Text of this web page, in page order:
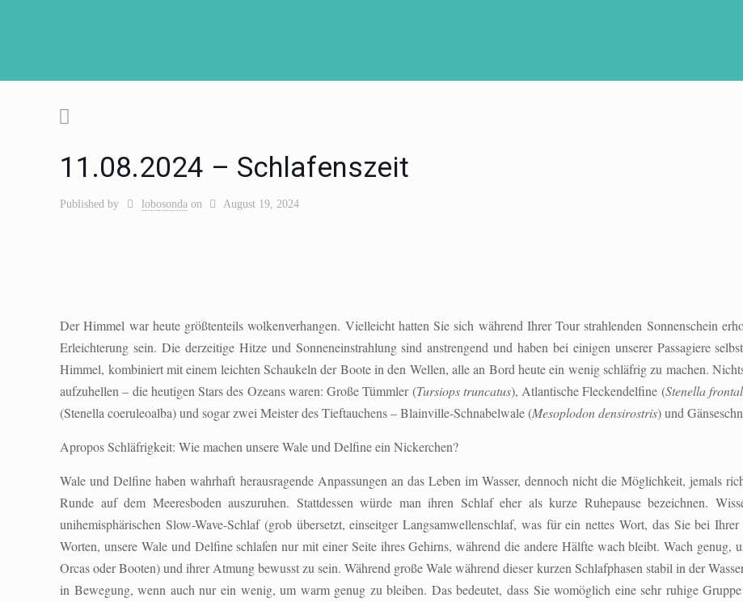
11.08.2024 – Schlafenszeit
Published by lobosonda on August 19, 2024
Der Himmel war heute größtenteils wolkenverhangen. Vielleicht hatten Sie sich während Ihrer Tour strahlenden Sonnenschein
Erleichterung sein. Die derzeitige Hitze und Sonneneinstrahlung sind anstrengend und haben bei einigen unserer Passagiere
Himmel, kombiniert mit einem leichten Schaukeln der Boote in den Wellen, alle an Bord heute ein wenig schläfrig zu machen.
aufzuhellen – die heutigen Stars des Ozeans waren: Große Tümmler (Tursiops truncatus), Atlantische Fleckendelfine (Stenella
(Stenella coeruleoalba) und sogar zwei Meister des Tieftauchens – Blainville-Schnabelwale (Mesoplodon densirostris) und
Apropos Schläfrigkeit: Wie machen unsere Wale und Delfine ein Nickerchen?
Wale und Delfine haben wahrhaft herausragende Anpassungen an das Leben im Wasser, dennoch nicht die Möglichkeit, jemals
Runde auf dem Meeresboden auszuruhen. Stattdessen würde man ihren Schlaf eher als kurze Ruhepause bezeichnen.
unihemisphärischen Slow-Wave-Schlaf (grob übersetzt, einseitger Langsamwellenschlaf, was für ein nettes Wort, das Sie bei
Worten, unsere Wale und Delfine schlafen nur mit einer Seite ihres Gehirns, während die andere Hälfte wach bleibt. Wach genug,
Orcas oder Booten) und ihrer Atmung bewusst zu sein. Während große Wale während dieser kurzen Schlafphasen stabil in der
in Bewegung, wenn auch nur ein wenig, um warm genug zu bleiben. Das bedeutet, dass Sie womöglich eine sehr ruhige